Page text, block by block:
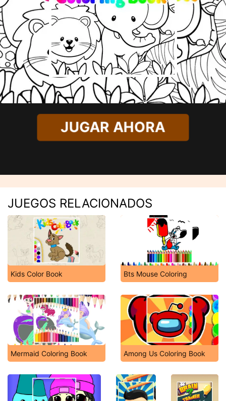
JUGAR AHORA
JUEGOS RELACIONADOS
Kids Color Book Bts Mouse Coloring
Mermaid Coloring Book Among Us Coloring Book